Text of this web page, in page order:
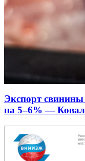
Экспорт свинины
на 5–6% —